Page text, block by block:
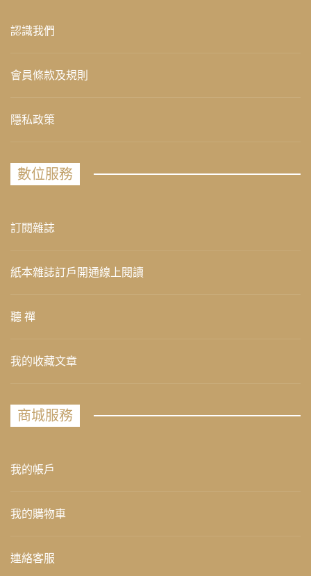
認識我們
會員條款及規則
隱私政策
數位服務
訂閱雜誌
紙本雜誌訂戶開通線上閱讀
聽 禪
我的收藏文章
商城服務
我的帳戶
我的購物車
連絡客服